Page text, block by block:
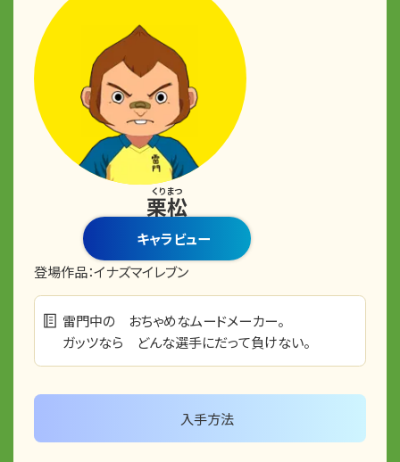
栗松
くりまつ
キャラビュー
登場作品：イナズマイレブン
雷門中の おちゃめなムードメーカー。
ガッツなら どんな選手にだって負けない。
入手方法